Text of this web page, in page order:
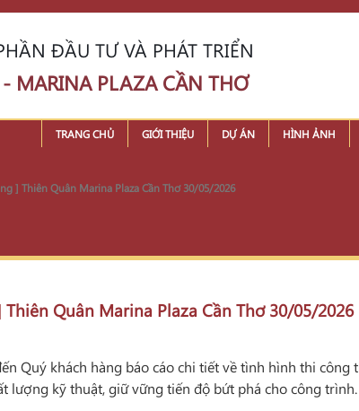
ĐẦU TƯ VÀ PHÁT TRIỂN
MARINA PLAZA CẦN THƠ
TRANG CHỦ GIỚI THIỆU DỰ ÁN HÌNH ẢNH
] Thiên Quân Marina Plaza Cần Thơ 30/05/2026
Quân Marina Plaza Cần Thơ 30/05/2026
Quý khách hàng báo cáo chi tiết về tình hình thi
lượng kỹ thuật, giữ vững tiến độ bứt phá cho công trình.